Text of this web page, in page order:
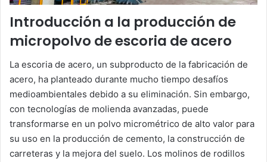
Introducción a la producción de
micropolvo de escoria de acero
La escoria de acero, un subproducto de la fabricación de
acero, ha planteado durante mucho tiempo desafíos
medioambientales debido a su eliminación. Sin embargo,
con tecnologías de molienda avanzadas, puede
transformarse en un polvo micrométrico de alto valor para
su uso en la producción de cemento, la construcción de
carreteras y la mejora del suelo. Los molinos de rodillos